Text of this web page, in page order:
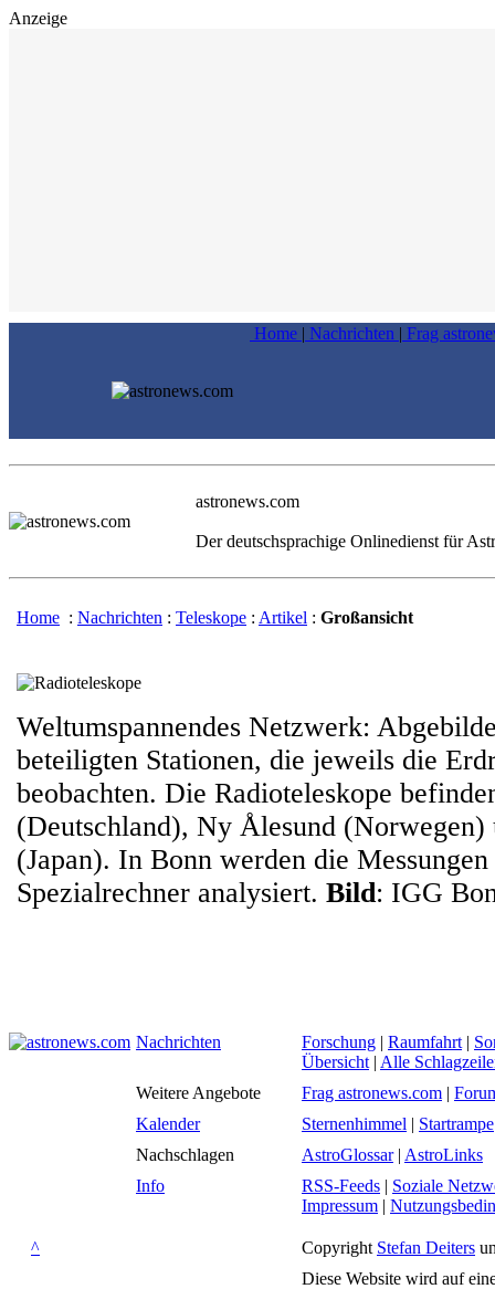
Anzeige
Home | Nachrichten | Frag
astronews.com
Der deutschsprachige Onlinedienst für
Home : Nachrichten : Teleskope : Artikel : Großansicht
Weltumspannendes Netzwerk:
beteiligten Stationen, die jeweils die
beobachten. Die Radioteleskope
(Deutschland), Ny Ålesund (Norwegen)
(Japan). In Bonn werden die
Spezialrechner analysiert. Bild: IGG
Nachrichten Forschung | Raumfahrt |
Übersicht | Alle
Weitere Angebote
Frag astronews.com |
Kalender
Sternenhimmel | Startrampe
Nachschlagen
AstroGlossar| AstroLinks
Info
RSS-Feeds | Soziale
Impressum |
^ Copyright Stefan Deiters
Diese Website wird auf